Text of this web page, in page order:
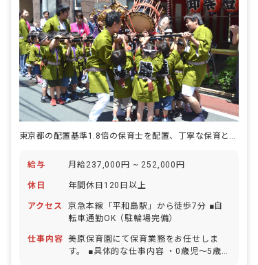
給与 月給237,000円 ~ 252,000円
休日 年間休日120日以上
アクセス
京急本線「平和島駅」から徒歩7分 ■自
転車通勤OK（駐輪場完備）
仕事内容 美原保育園にて保育業務をお任せしま
す。 ■具体的な仕事内容 ・0歳児～5歳児